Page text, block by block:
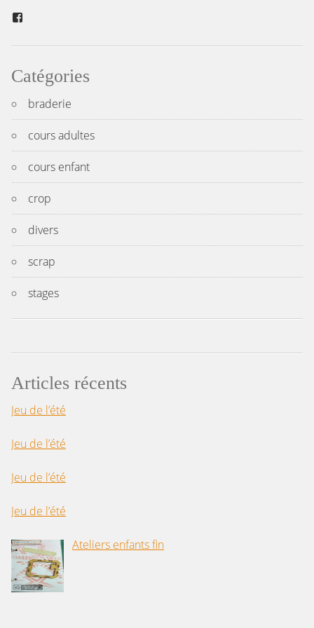
Catégories
braderie
cours adultes
cours enfant
crop
divers
scrap
stages
Articles récents
Jeu de l’été
Jeu de l’été
Jeu de l’été
Jeu de l’été
Ateliers enfants fin